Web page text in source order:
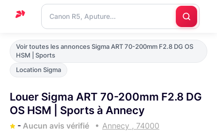
Accueil
Support
Blog
Nous
contacter
Voir toutes les annonces Sigma ART 70-200mm F2.8 DG OS
HSM | Sports
Location Sigma
Louer Sigma ART 70-200mm F2.8 DG
OS HSM | Sports à Annecy
- Aucun avis vérifié Annecy , 74000